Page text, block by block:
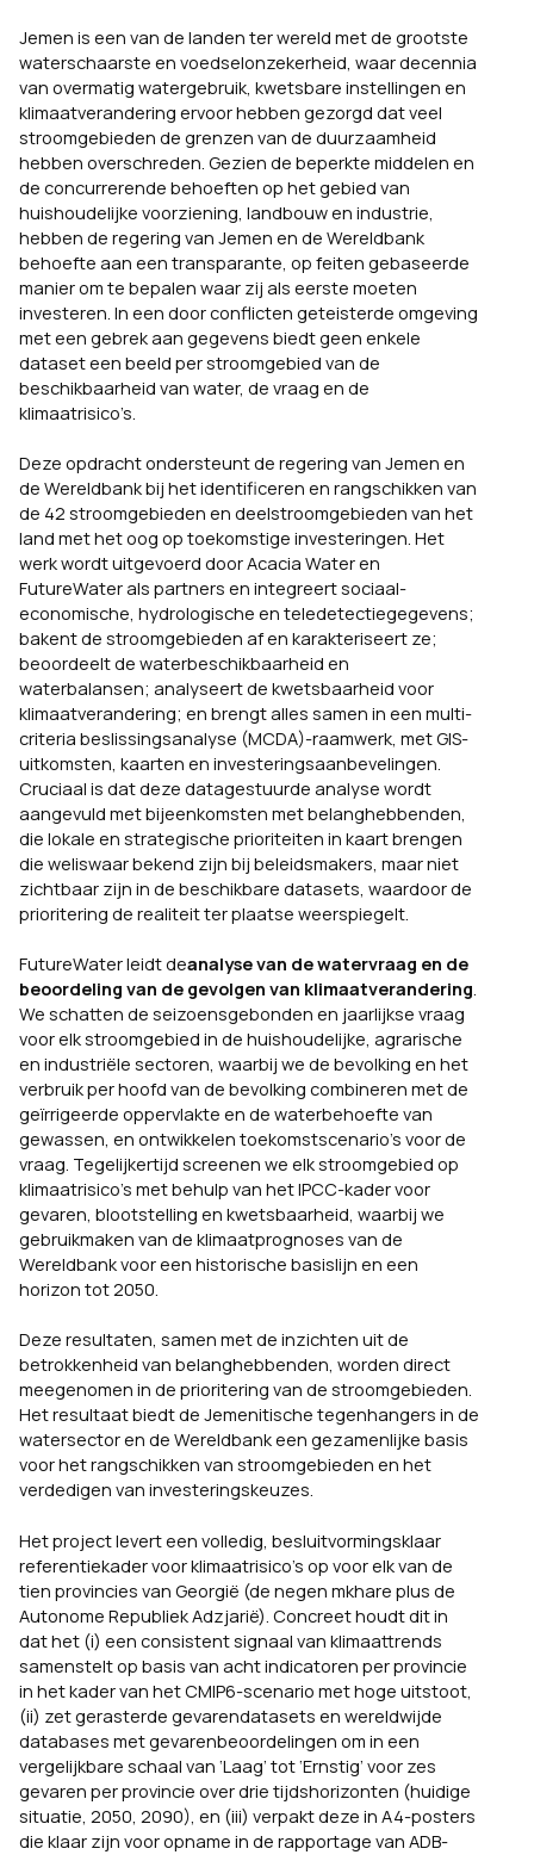
Jemen is een van de landen ter wereld met de grootste
waterschaarste en voedselonzekerheid, waar decennia
van overmatig watergebruik, kwetsbare instellingen en
klimaatverandering ervoor hebben gezorgd dat veel
stroomgebieden de grenzen van de duurzaamheid
hebben overschreden. Gezien de beperkte middelen en
de concurrerende behoeften op het gebied van
huishoudelijke voorziening, landbouw en industrie,
hebben de regering van Jemen en de Wereldbank
behoefte aan een transparante, op feiten gebaseerde
manier om te bepalen waar zij als eerste moeten
investeren. In een door conflicten geteisterde omgeving
met een gebrek aan gegevens biedt geen enkele
dataset een beeld per stroomgebied van de
beschikbaarheid van water, de vraag en de
klimaatrisico’s.
Deze opdracht ondersteunt de regering van Jemen en
de Wereldbank bij het identificeren en rangschikken van
de 42 stroomgebieden en deelstroomgebieden van het
land met het oog op toekomstige investeringen. Het
werk wordt uitgevoerd door Acacia Water en
FutureWater als partners en integreert sociaal-
economische, hydrologische en teledetectiegegevens;
bakent de stroomgebieden af en karakteriseert ze;
beoordeelt de waterbeschikbaarheid en
waterbalansen; analyseert de kwetsbaarheid voor
klimaatverandering; en brengt alles samen in een multi-
criteria beslissingsanalyse (MCDA)-raamwerk, met GIS-
uitkomsten, kaarten en investeringsaanbevelingen.
Cruciaal is dat deze datagestuurde analyse wordt
aangevuld met bijeenkomsten met belanghebbenden,
die lokale en strategische prioriteiten in kaart brengen
die weliswaar bekend zijn bij beleidsmakers, maar niet
zichtbaar zijn in de beschikbare datasets, waardoor de
prioritering de realiteit ter plaatse weerspiegelt.
FutureWater leidt deanalyse van de watervraag en de
beoordeling van de gevolgen van klimaatverandering
We schatten de seizoensgebonden en jaarlijkse vraag
voor elk stroomgebied in de huishoudelijke, agrarische
en industriële sectoren, waarbij we de bevolking en het
verbruik per hoofd van de bevolking combineren met de
geïrrigeerde oppervlakte en de waterbehoefte van
gewassen, en ontwikkelen toekomstscenario’s voor de
vraag. Tegelijkertijd screenen we elk stroomgebied op
klimaatrisico’s met behulp van het IPCC-kader voor
gevaren, blootstelling en kwetsbaarheid, waarbij we
gebruikmaken van de klimaatprognoses van de
Wereldbank voor een historische basislijn en een
horizon tot 2050.
Deze resultaten, samen met de inzichten uit de
betrokkenheid van belanghebbenden, worden direct
meegenomen in de prioritering van de stroomgebieden.
Het resultaat biedt de Jemenitische tegenhangers in de
watersector en de Wereldbank een gezamenlijke basis
voor het rangschikken van stroomgebieden en het
verdedigen van investeringskeuzes.
Het project levert een volledig, besluitvormingsklaar
referentiekader voor klimaatrisico’s op voor elk van de
tien provincies van Georgië (de negen mkhare plus de
Autonome Republiek Adzjarië). Concreet houdt dit in
dat het (i) een consistent signaal van klimaattrends
samenstelt op basis van acht indicatoren per provincie
in het kader van het CMIP6-scenario met hoge uitstoot,
(ii) zet gerasterde gevarendatasets en wereldwijde
databases met gevarenbeoordelingen om in een
vergelijkbare schaal van ‘Laag’ tot ‘Ernstig’ voor zes
gevaren per provincie over drie tijdshorizonten (huidige
situatie, 2050, 2090), en (iii) verpakt deze in A4-posters
die klaar zijn voor opname in de rapportage van ADB-